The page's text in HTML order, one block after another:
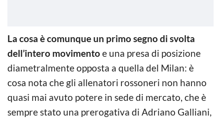
La cosa è comunque un primo segno di svolta
dell’intero movimentoe una presa di posizione
diametralmente opposta a quella del Milan: è
cosa nota che gli allenatori rossoneri non hanno
quasi mai avuto potere in sede di mercato, che è
sempre stato una prerogativa di Adriano Galliani,